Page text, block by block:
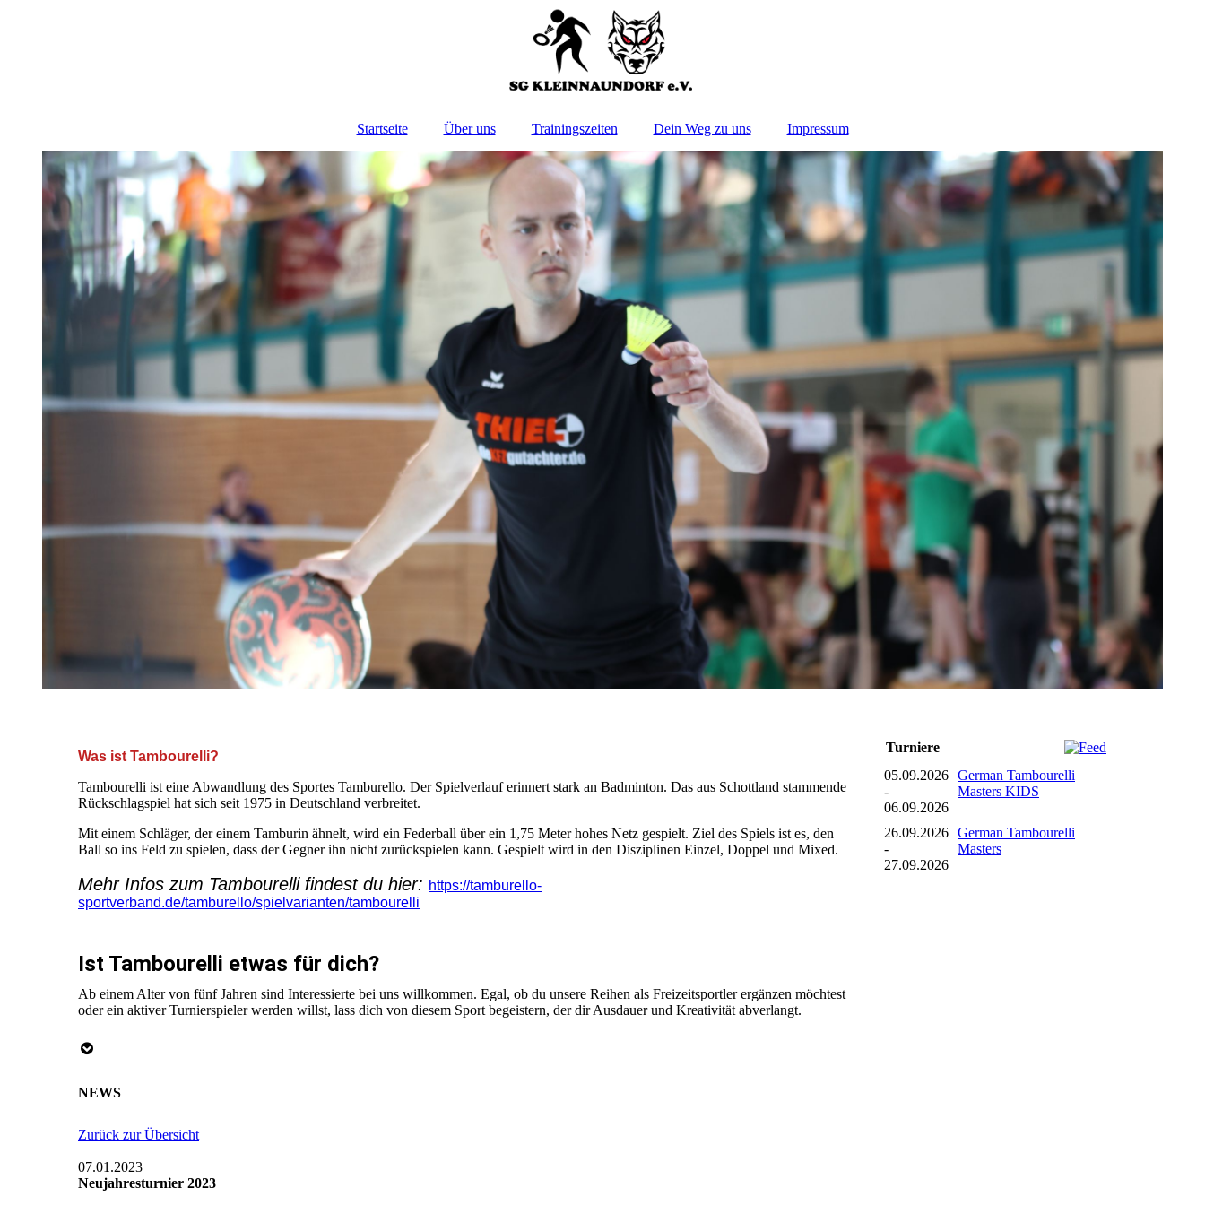
Startseite Über uns Trainingszeiten Dein Weg zu uns Impressum
Was ist Tambourelli?
Tambourelli ist eine Abwandlung des Sportes Tamburello. Der Spielverlauf erinnert stark an Badminton. Das aus Schottland stammende
Rückschlagspiel hat sich seit 1975 in Deutschland verbreitet.
Mit einem Schläger, der einem Tamburin ähnelt, wird ein Federball über ein 1,75 Meter hohes Netz gespielt. Ziel des Spiels ist es, den
Ball so ins Feld zu spielen, dass der Gegner ihn nicht zurückspielen kann. Gespielt wird in den Disziplinen Einzel, Doppel und Mixed.
Mehr Infos zum Tambourelli findest du hier: https://tamburello-
sportverband.de/tamburello/spielvarianten/tambourelli
Ist Tambourelli etwas für dich?
Ab einem Alter von fünf Jahren sind Interessierte bei uns willkommen. Egal, ob du unsere Reihen als Freizeitsportler ergänzen möchtest
oder ein aktiver Turnierspieler werden willst, lass dich von diesem Sport begeistern, der dir Ausdauer und Kreativität abverlangt.
NEWS
Zurück zur Übersicht
07.01.2023
Neujahresturnier 2023
Turniere
05.09.2026
-
06.09.2026
German Tambourelli
Masters KIDS
26.09.2026
-
27.09.2026
German Tambourelli
Masters